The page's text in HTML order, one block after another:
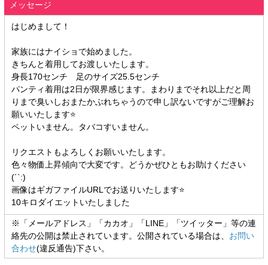
メッセージ
はじめまして！
家族にはナイショで始めました。
きちんと着用してお渡しいたします。
身長170センチ 足のサイズ25.5センチ
パンティ着用は2日が限界感じます。まわりまでそれ以上だと周
りまで臭いしおまたかぶれちゃうので申し訳ないですがご理解お
願いいたします⭐
ペットいません。タバコすいません。
リクエストもよろしくお願いいたします。
色々物価上昇傾向で大変です。どうかぜひともお助けください
(´`:)
画像はギガファイルURLでお送りいたします⭐
10キロダイエットいたしました
※「メールアドレス」「カカオ」「LINE」「ツイッター」等の連
絡先の公開は禁止されています。公開されている場合は、 お問い
合わせ(違反通告)下さい。